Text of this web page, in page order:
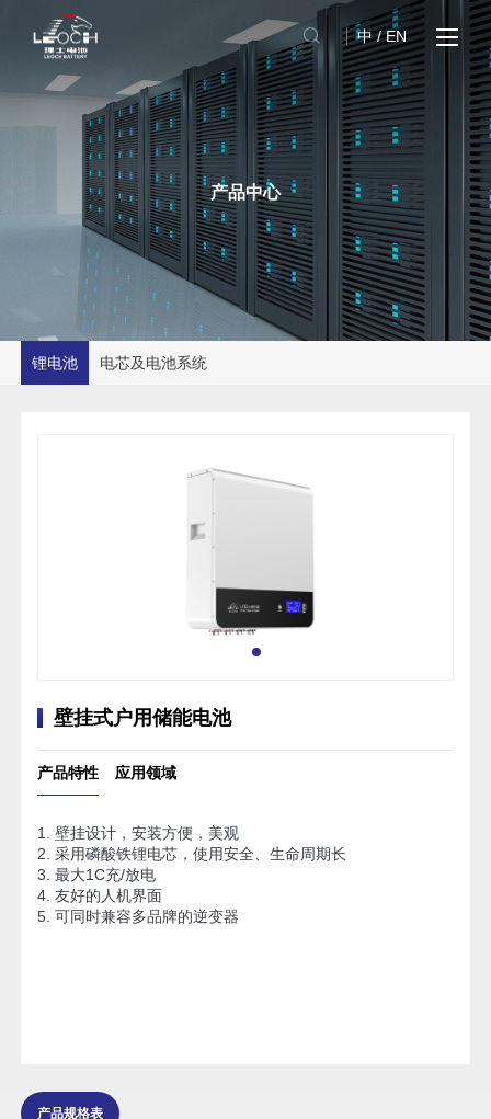
中/EN
产品中心
锂电池 电芯及电池系统
壁挂式户用储能电池
产品特性 应用领域
1. 壁挂设计，安装方便，美观
2. 采用磷酸铁锂电芯，使用安全、生命周期长
3. 最大1C充/放电
4. 友好的人机界面
5. 可同时兼容多品牌的逆变器
产品规格表